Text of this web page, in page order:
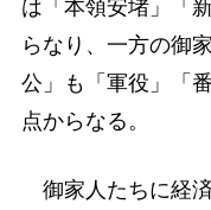
は「本領安堵」「
らなり、一方の御
公」も「軍役」「
点からなる。
御家人たちに経